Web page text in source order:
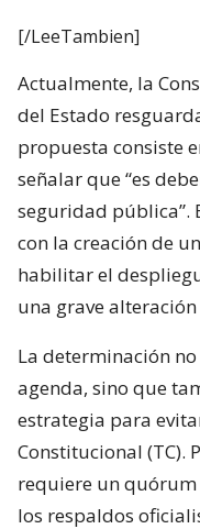
[/LeeTambien]
Actualmente, la
del Estado
propuesta consiste
señalar que “es
seguridad pública”.
con la creación de
habilitar el
una grave
La determinación
agenda, sino que
estrategia para
Constitucional (TC).
requiere un quórum
los respaldos